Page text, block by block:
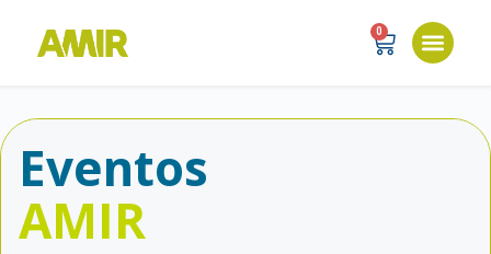
0
Eventos
AMIR